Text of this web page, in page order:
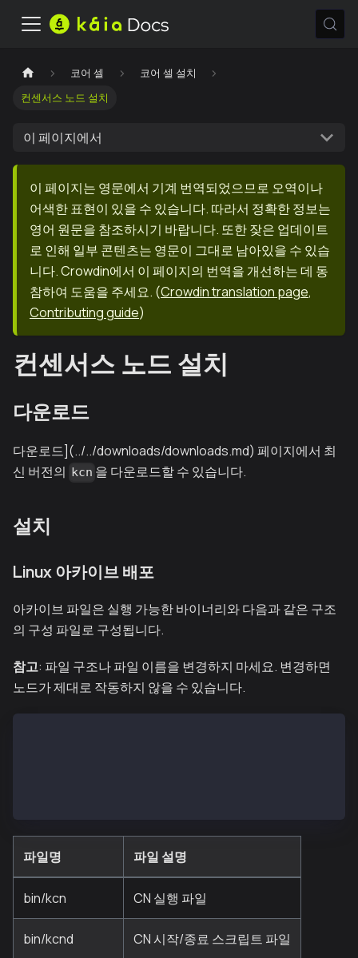
코어 셀
코어 셀 설치
컨센서스 노드 설치
이 페이지에서
이 페이지는 영문에서 기계 번역되었으므로 오역이나
어색한 표현이 있을 수 있습니다. 따라서 정확한 정보는
영어 원문을 참조하시기 바랍니다. 또한 잦은 업데이트
로 인해 일부 콘텐츠는 영문이 그대로 남아있을 수 있습
니다. Crowdin에서 이 페이지의 번역을 개선하는 데 동
참하여 도움을 주세요. (Crowdin translation page,
Contributing guide)
컨센서스 노드 설치
다운로드
다운로드](../../downloads/downloads.md) 페이지에서 최
신 버전의
kcn 을 다운로드할 수 있습니다.
설치
Linux 아카이브 배포
아카이브 파일은 실행 가능한 바이너리와 다음과 같은 구조
의 구성 파일로 구성됩니다.
참고: 파일 구조나 파일 이름을 변경하지 마세요. 변경하면
노드가 제대로 작동하지 않을 수 있습니다.
파일명 파일 설명
bin/kcn CN 실행 파일
bin/kcnd CN 시작/종료 스크립트 파일